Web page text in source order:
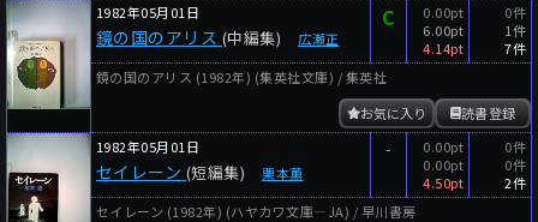
1982年05月01日
鏡の国のアリス (中編集) 広瀬正
C
0.00pt
6.00pt
4.14pt
0件
1件
7件
鏡の国のアリス (1982年) (集英社文庫) / 集英社
読書登録
お気に入り
1982年05月01日
セイレーン (短編集) 栗本薫
-
0.00pt
0.00pt
4.50pt
0件
0件
2件
セイレーン (1982年) (ハヤカワ文庫―JA) / 早川書房